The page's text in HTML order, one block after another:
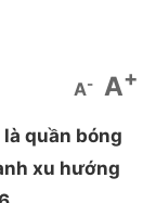
A- A+
quần bóng
xu hướng